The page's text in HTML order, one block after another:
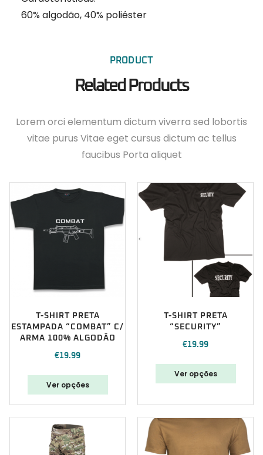
60% algodão, 40% poliéster
PRODUCT
Related Products
Lorem orci elementum dictum viverra sed lobortis
vitae purus Vitae eget cursus dictum ac tellus
faucibus Porta aliquet
T-SHIRT PRETA
ESTAMPADA “COMBAT” C/
ARMA 100% ALGODÃO
€19.99
Ver opções
T-SHIRT PRETA
“SECURITY”
€19.99
Ver opções